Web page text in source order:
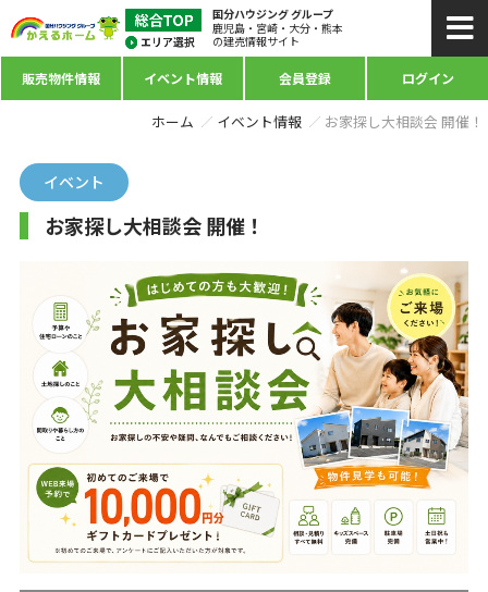
国分ハウジング グループ
鹿児島・宮崎・大分・熊本
の建売情報サイト
販売物件情報 イベント情報 会員登録 ログイン
ホーム イベント情報 お家探し大相談会 開催！
イベント
お家探し大相談会 開催！